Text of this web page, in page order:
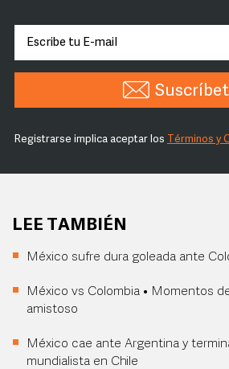
Registrarse implica aceptar los Términos y
LEE TAMBIÉN
México sufre dura goleada ante
México vs Colombia • Momentos
amistoso
México cae ante Argentina y
mundialista en Chile